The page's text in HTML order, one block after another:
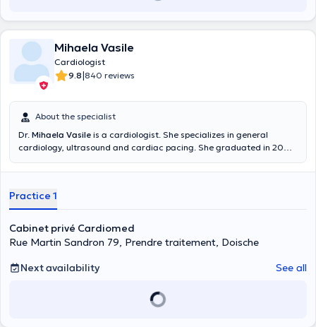
Mihaela Vasile
Cardiologist
9.8|840 reviews
About the specialist
Dr. Mihaela Vasile is a cardiologist. She specializes in general
cardiology, ultrasound and cardiac pacing. She graduated in 2003
2014. Dr. Vasile has participated in numerous conferences and is a
appointment with her!
Practice 1
Cabinet privé Cardiomed
Rue Martin Sandron 79, Prendre traitement, Doische
Next availability
See all